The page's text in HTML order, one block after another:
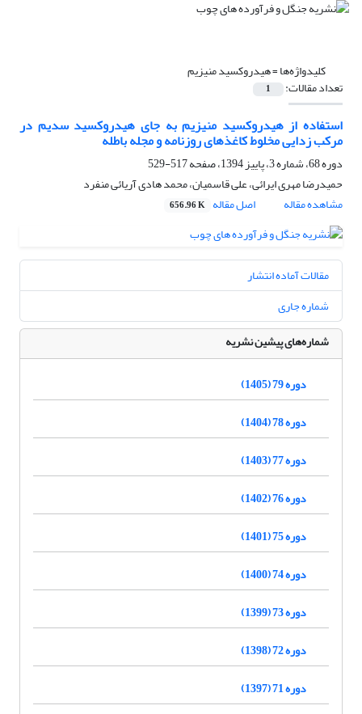
کلیدواژه‌ها =هیدروکسید منیزیم
تعداد مقالات: 1
استفاده از هیدروکسید منیزیم به جای هیدروکسید سدیم در
مرکب‏ زدایی مخلوط کاغذهای روزنامه و مجله باطله
دوره 68، شماره 3، پاییز 1394، صفحه
517-529
حمیدرضا مهری ایرائی، علی قاسمیان، محمد هادی آریائی منفرد
مشاهده مقاله
اصل مقاله 656.96 K
مقالات آماده انتشار
شماره جاری
شماره‌های پیشین نشریه
دوره 79 (1405)
دوره 78 (1404)
دوره 77 (1403)
دوره 76 (1402)
دوره 75 (1401)
دوره 74 (1400)
دوره 73 (1399)
دوره 72 (1398)
دوره 71 (1397)